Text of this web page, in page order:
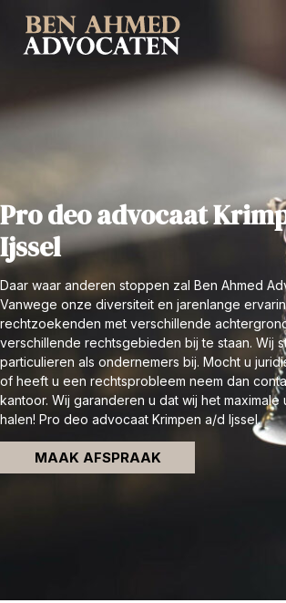
Pro deo advocaat
Ijssel
Daar waar anderen stoppen zal Ben Ahmed
Vanwege onze diversiteit en jarenlange
rechtzoekenden met verschillende
verschillende rechtsgebieden bij te staan. Wij
particulieren als ondernemers bij. Mocht u
of heeft u een rechtsprobleem neem dan
kantoor. Wij garanderen u dat wij het maximale
halen! Pro deo advocaat Krimpen a/d Ijssel.
MAAK AFSPRAAK